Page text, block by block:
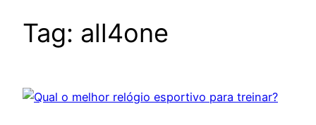
Tag: all4one